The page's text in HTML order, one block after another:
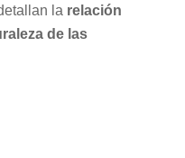
la relación
de las